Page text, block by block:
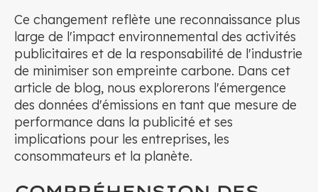
Ce changement reflète une reconnaissance plus
large de l'impact environnemental des activités
publicitaires et de la responsabilité de l'industrie
de minimiser son empreinte carbone. Dans cet
article de blog, nous explorerons l'émergence
des données d'émissions en tant que mesure de
performance dans la publicité et ses
implications pour les entreprises, les
consommateurs et la planète.